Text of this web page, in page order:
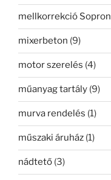
mellkorrekció Sopron
mixerbeton (9)
motor szerelés (4)
műanyag tartály (9)
murva rendelés (1)
műszaki áruház (1)
nádtető (3)